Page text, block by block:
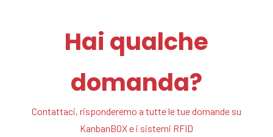
Hai qualche
domanda?
Contattaci, risponderemo a tutte le tue domande su
KanbanBOX e i sistemi RFID